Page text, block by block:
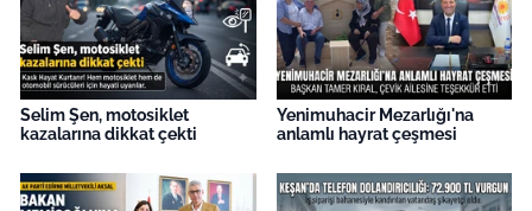
Selim Şen, motosiklet
kazalarına dikkat çekti
Yenimuhacir Mezarlığı'na
anlamlı hayrat çeşmesi
Bilim Teknoloji
English News
Canlı Maç
Finans